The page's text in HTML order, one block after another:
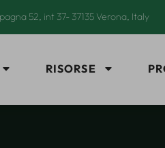
52, int 37- 37135 Verona, Italy
RISORSE